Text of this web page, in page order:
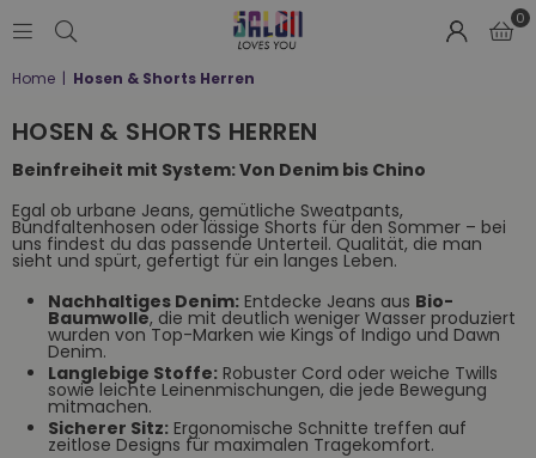
;-)
0
Home | Hosen & Shorts Herren
HOSEN & SHORTS HERREN
Beinfreiheit mit System: Von Denim bis Chino
Egal ob urbane Jeans, gemütliche Sweatpants,
Bundfaltenhosen oder lässige Shorts für den Sommer – bei
uns findest du das passende Unterteil. Qualität, die man
sieht und spürt, gefertigt für ein langes Leben.
Nachhaltiges Denim: Entdecke Jeans aus Bio-
Baumwolle, die mit deutlich weniger Wasser produziert
wurden von Top-Marken wie Kings of Indigo und Dawn
Denim.
Langlebige Stoffe: Robuster Cord oder weiche Twills
sowie leichte Leinenmischungen, die jede Bewegung
mitmachen.
Sicherer Sitz: Ergonomische Schnitte treffen auf
zeitlose Designs für maximalen Tragekomfort.